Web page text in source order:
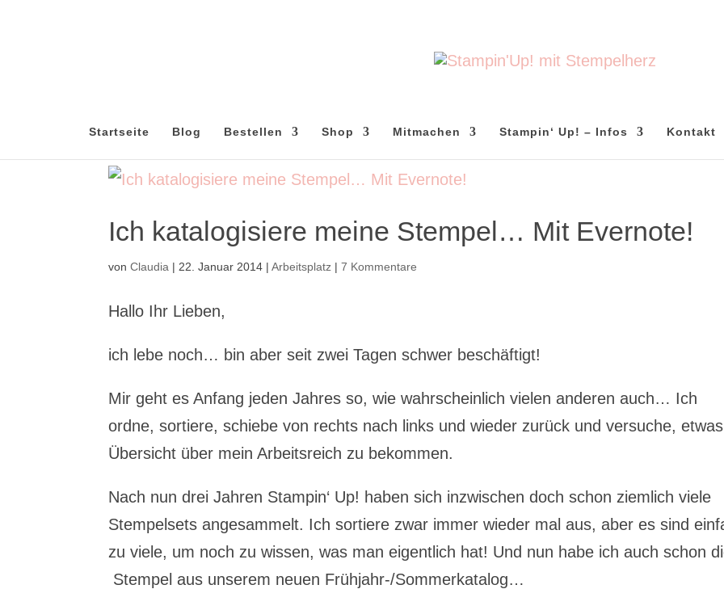
Startseite Blog Bestellen Shop Mitmachen Stampin‘ Up! – Infos Kontakt
Ich katalogisiere meine Stempel… Mit Evernote!
vonClaudia | 22. Januar 2014 |Arbeitsplatz |7 Kommentare
Hallo Ihr Lieben,
ich lebe noch… bin aber seit zwei Tagen schwer beschäftigt!
Mir geht es Anfang jeden Jahres so, wie wahrscheinlich vielen anderen auch… Ich
ordne, sortiere, schiebe von rechts nach links und wieder zurück und versuche, etwas
Übersicht über mein Arbeitsreich zu bekommen.
Nach nun drei Jahren Stampin‘ Up! haben sich inzwischen doch schon ziemlich viele
Stempelsets angesammelt. Ich sortiere zwar immer wieder mal aus, aber es sind
zu viele, um noch zu wissen, was man eigentlich hat! Und nun habe ich auch schon
Stempel aus unserem neuen Frühjahr-/Sommerkatalog…